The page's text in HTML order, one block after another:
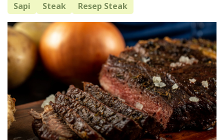
Sapi Steak Resep Steak